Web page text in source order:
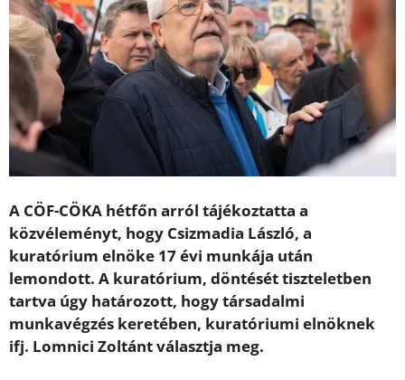
A CÖF-CÖKA hétfőn arról tájékoztatta a
közvéleményt, hogy Csizmadia László, a
kuratórium elnöke 17 évi munkája után
lemondott. A kuratórium, döntését tiszteletben
tartva úgy határozott, hogy társadalmi
munkavégzés keretében, kuratóriumi elnöknek
ifj. Lomnici Zoltánt választja meg.